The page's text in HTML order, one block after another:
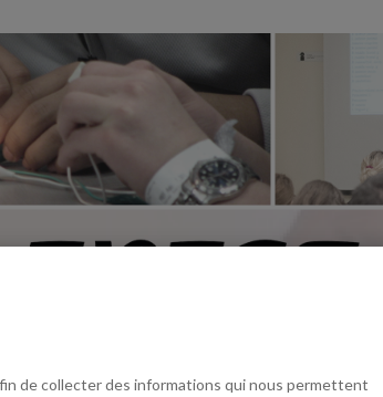
de collecter des informations qui nous permettent